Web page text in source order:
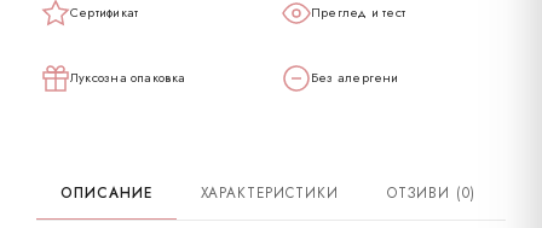
Карат 14
Закопчаване
Сертификат Преглед и тест
Луксозна опаковка Без алергени
ОПИСАНИЕ ХАРАКТЕРИСТИКИ ОТЗИВИ (0)